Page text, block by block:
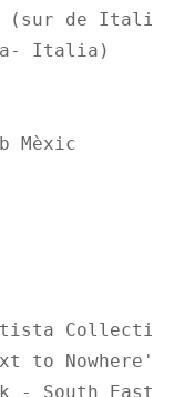
(sur de
Italia)
Mèxic
to Nowhere'
- South East